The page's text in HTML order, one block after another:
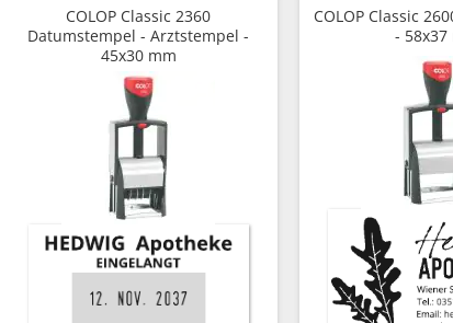
COLOP Classic 2360
Datumstempel - Arztstempel -
45x30 mm
COLOP Classic
- 58x37